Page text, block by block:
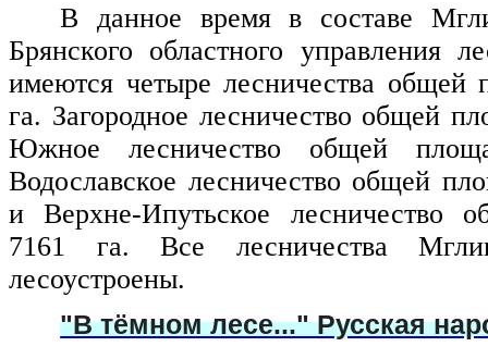
В данное время в составе
Брянского областного управления
имеются четыре лесничества общей
га. Загородное лесничество общей
Южное лесничество общей
Водославское лесничество общей
и Верхне-Ипутьское лесничество
7161 га. Все лесничества
лесоустроены.
"В тёмном лесе..." Русская